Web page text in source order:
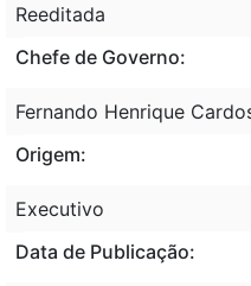
Reeditada
Chefe de Governo:
Fernando Henrique
Origem:
Executivo
Data de Publicação: